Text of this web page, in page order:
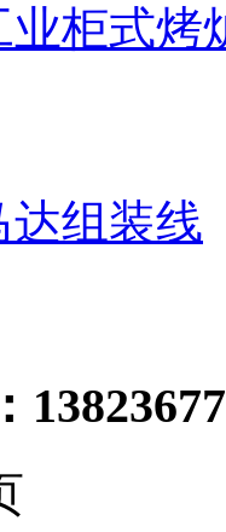
业柜式烤
达组装线